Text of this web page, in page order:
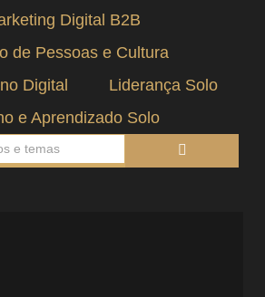
Digital B2B
de Pessoas e Cultura
Digital
Liderança Solo
e Aprendizado Solo